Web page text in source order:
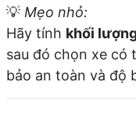
💡 Mẹo nhỏ:
Hãy tính khối
sau đó chọn xe có
bảo an toàn và độ